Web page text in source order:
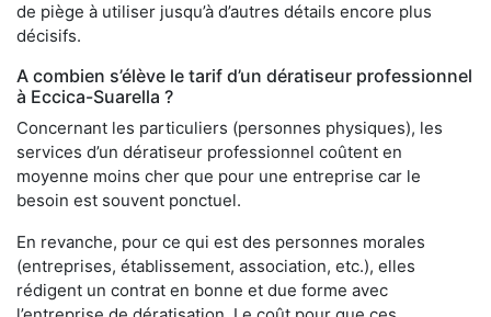
de piège à utiliser jusqu’à d’autres détails encore plus
décisifs.
A combien s’élève le tarif d’un dératiseur professionnel
à Eccica-Suarella ?
Concernant les particuliers (personnes physiques), les
services d’un dératiseur professionnel coûtent en
moyenne moins cher que pour une entreprise car le
besoin est souvent ponctuel.
En revanche, pour ce qui est des personnes morales
(entreprises, établissement, association, etc.), elles
rédigent un contrat en bonne et due forme avec